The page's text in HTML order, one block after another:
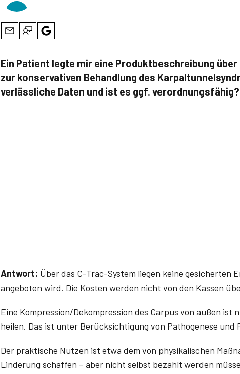
Ein Patient legte mir eine Produktbeschreibung
zur konservativen Behandlung des
verlässliche Daten und ist es ggf. verordnungsfähig?
Antwort: Über das C-Trac-System liegen keine gesicherten
angeboten wird. Die Kosten werden nicht von den Kassen
Eine Kompression/Dekompression des Carpus von außen
heilen. Das ist unter Berücksichtigung von Pathogenese und
Der praktische Nutzen ist etwa dem von physikalischen
Linderung schaffen – aber nicht selbst bezahlt werden